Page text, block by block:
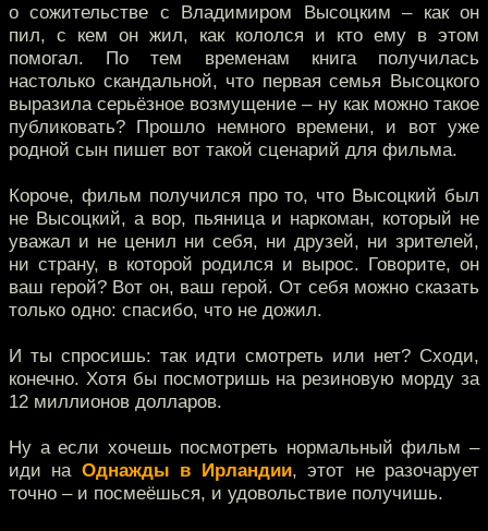
о сожительстве с Владимиром Высоцким – как он
пил, с кем он жил, как кололся и кто ему в этом
помогал. По тем временам книга получилась
настолько скандальной, что первая семья Высоцкого
выразила серьёзное возмущение – ну как можно такое
публиковать? Прошло немного времени, и вот уже
родной сын пишет вот такой сценарий для фильма.
Короче, фильм получился про то, что Высоцкий был
не Высоцкий, а вор, пьяница и наркоман, который не
уважал и не ценил ни себя, ни друзей, ни зрителей,
ни страну, в которой родился и вырос. Говорите, он
ваш герой? Вот он, ваш герой. От себя можно сказать
только одно: спасибо, что не дожил.
И ты спросишь: так идти смотреть или нет? Сходи,
конечно. Хотя бы посмотришь на резиновую морду за
12 миллионов долларов.
Ну а если хочешь посмотреть нормальный фильм –
иди на Однажды в Ирландии, этот не разочарует
точно – и посмеёшься, и удовольствие получишь.